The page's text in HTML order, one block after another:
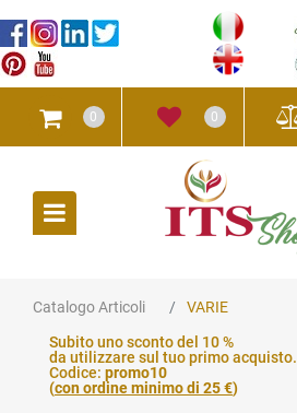
0 0
Catalogo Articoli VARIE
Subito uno sconto del 10 %
da utilizzare sul tuo primo acquisto.
Codice: promo10
(con ordine minimo di 25 €)